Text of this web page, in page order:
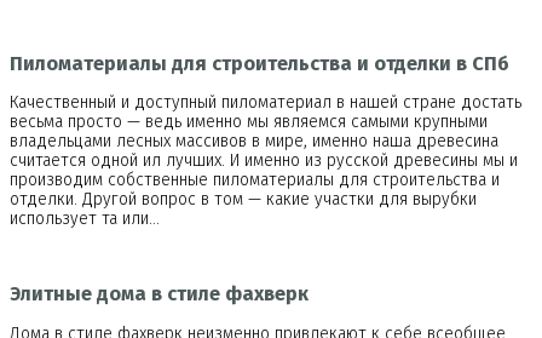
Пиломатериалы для строительства и отделки в СПб
Качественный и доступный пиломатериал в нашей стране достать
весьма просто — ведь именно мы являемся самыми крупными
владельцами лесных массивов в мире, именно наша древесина
считается одной ил лучших. И именно из русской древесины мы и
производим собственные пиломатериалы для строительства и
отделки. Другой вопрос в том — какие участки для вырубки
использует та или…
Элитные дома в стиле фахверк
Дома в стиле фахверк неизменно привлекают к себе всеобщее